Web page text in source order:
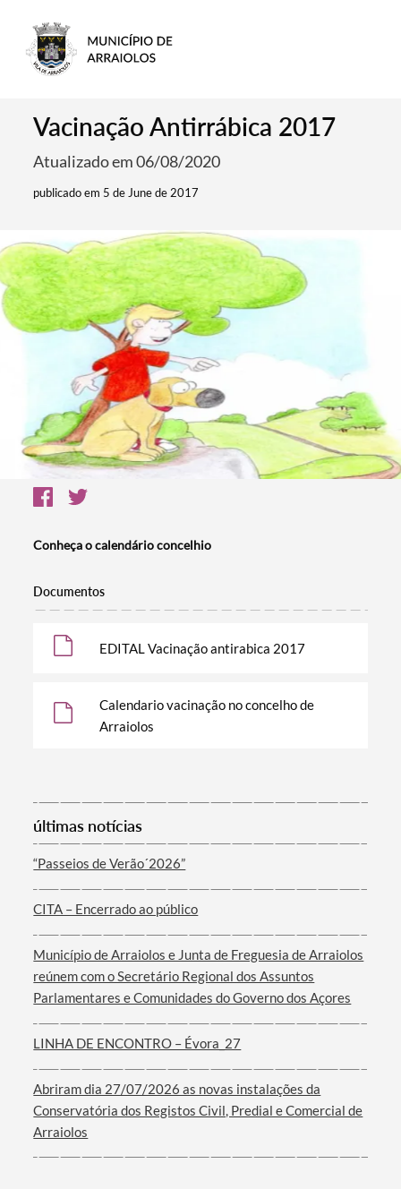
Termo de Pesquisa
Categorias gerais
Filtros
Vacinação Antirrábica 2017
Atualizado em 06/08/2020
publicado em 5 de June de 2017
Conheça o calendário concelhio
Documentos
EDITAL Vacinação antirabica 2017
Calendario vacinação no concelho de
Arraiolos
últimas notícias
“Passeios de Verão´2026”
CITA – Encerrado ao público
Município de Arraiolos e Junta de Freguesia de Arraiolos
reúnem com o Secretário Regional dos Assuntos
Parlamentares e Comunidades do Governo dos Açores
LINHA DE ENCONTRO – Évora_27
Abriram dia 27/07/2026 as novas instalações da
Conservatória dos Registos Civil, Predial e Comercial de
Arraiolos